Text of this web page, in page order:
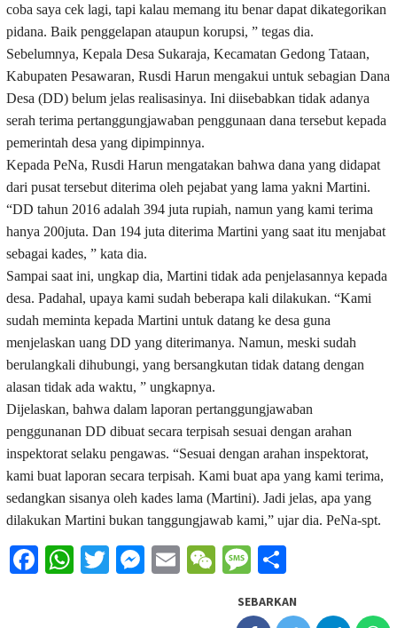
coba saya cek lagi, tapi kalau memang itu benar dapat dikategorikan
pidana. Baik penggelapan ataupun korupsi, ” tegas dia.
Sebelumnya, Kepala Desa Sukaraja, Kecamatan Gedong Tataan,
Kabupaten Pesawaran, Rusdi Harun mengakui untuk sebagian Dana
Desa (DD) belum jelas realisasinya. Ini diisebabkan tidak adanya
serah terima pertanggungjawaban penggunaan dana tersebut kepada
pemerintah desa yang dipimpinnya.
Kepada PeNa, Rusdi Harun mengatakan bahwa dana yang didapat
dari pusat tersebut diterima oleh pejabat yang lama yakni Martini.
“DD tahun 2016 adalah 394 juta rupiah, namun yang kami terima
hanya 200juta. Dan 194 juta diterima Martini yang saat itu menjabat
sebagai kades, ” kata dia.
Sampai saat ini, ungkap dia, Martini tidak ada penjelasannya kepada
desa. Padahal, upaya kami sudah beberapa kali dilakukan. “Kami
sudah meminta kepada Martini untuk datang ke desa guna
menjelaskan uang DD yang diterimanya. Namun, meski sudah
berulangkali dihubungi, yang bersangkutan tidak datang dengan
alasan tidak ada waktu, ” ungkapnya.
Dijelaskan, bahwa dalam laporan pertanggungjawaban
penggunanan DD dibuat secara terpisah sesuai dengan arahan
inspektorat selaku pengawas. “Sesuai dengan arahan inspektorat,
kami buat laporan secara terpisah. Kami buat apa yang kami terima,
sedangkan sisanya oleh kades lama (Martini). Jadi jelas, apa yang
dilakukan Martini bukan tanggungjawab kami,” ujar dia. PeNa-spt.
Facebook
WhatsApp
Twitter
Messenger
EmailWeChatMessage
SEBARKAN